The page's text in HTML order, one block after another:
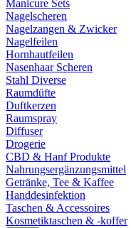
Manicure Sets
Nagelscheren
Nagelzangen & Zwicker
Nagelfeilen
Hornhautfeilen
Nasenhaar Scheren
Stahl Diverse
Raumdüfte
Duftkerzen
Raumspray
Diffuser
Drogerie
CBD & Hanf Produkte
Nahrungsergänzungsmittel
Getränke, Tee & Kaffee
Handdesinfektion
Taschen & Accessoires
Kosmetiktaschen & -koffer